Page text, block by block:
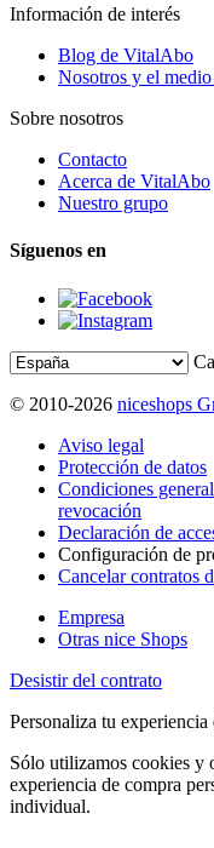
Información de interés
Blog de VitalAbo
Nosotros y el
Sobre nosotros
Contacto
Acerca de VitalAbo
Nuestro grupo
Síguenos en
© 2010-2026 niceshops
Aviso legal
Protección de datos
Condiciones
revocación
Declaración de
Configuración de
Cancelar contratos
Empresa
Otras nice Shops
Desistir del contrato
Personaliza tu experiencia
Sólo utilizamos cookies y
experiencia de compra
individual.